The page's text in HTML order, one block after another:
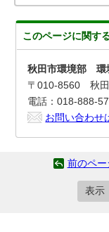
このページに関す
秋田市環境部 環
〒010-8560 秋
電話：018-888-
お問い合わせ
前のペー
表示